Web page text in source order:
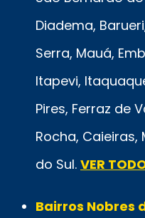
Diadema,
Serra, Mauá,
Itapevi,
Pires, Ferraz de
Rocha,
do Sul. VER
Bairros Nobres